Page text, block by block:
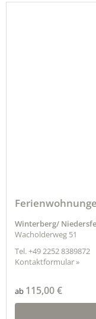
Winterberg/
Wacholderweg 51
Tel.+49 2252 8389872
Kontaktformular »
ab 115,00 €